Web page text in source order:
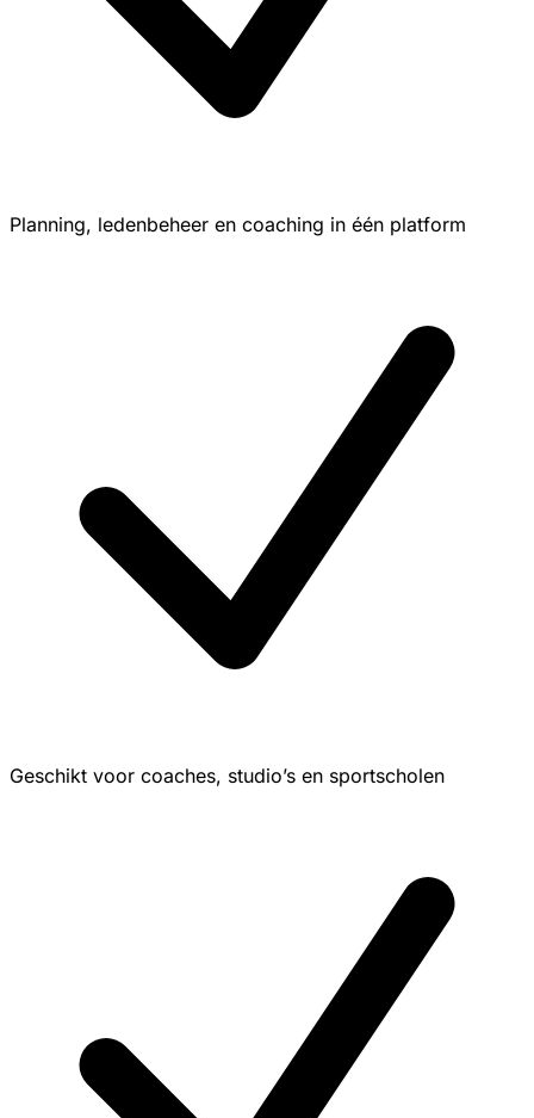
Planning, ledenbeheer en coaching in één platform
Geschikt voor coaches, studio’s en sportscholen